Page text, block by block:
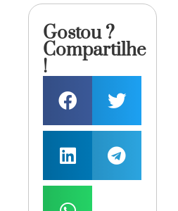
Gostou ?
Compartilhe
!